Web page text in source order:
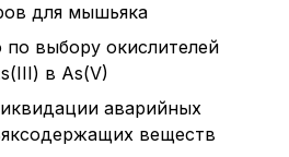
для мышьяка
по выбору окислителей
в As(V)
аварийных
веществ